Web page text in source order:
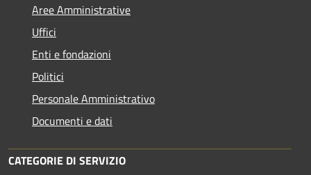
Aree Amministrative
Uffici
Enti e fondazioni
Politici
Personale Amministrativo
Documenti e dati
CATEGORIE DI SERVIZIO